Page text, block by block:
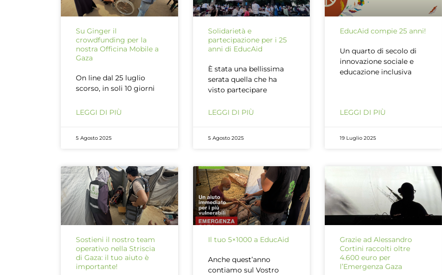
Su Ginger il
crowdfunding per la
nostra Officina Mobile a
Gaza
On line dal 25 luglio
scorso, in soli 10 giorni
LEGGI DI PIÙ
5 Agosto 2025
Solidarietà e
partecipazione per i 25
anni di EducAid
È stata una bellissima
serata quella che ha
visto partecipare
LEGGI DI PIÙ
5 Agosto 2025
EducAid compie 25 anni!
Un quarto di secolo di
innovazione sociale e
educazione inclusiva
LEGGI DI PIÙ
19 Luglio 2025
Sostieni il nostro team
operativo nella Striscia
di Gaza: il tuo aiuto è
importante!
Il tuo 5×1000 a EducAid
Anche quest’anno
contiamo sul Vostro
Grazie ad Alessandro
Cortini raccolti oltre
4.600 euro per
l’Emergenza Gaza